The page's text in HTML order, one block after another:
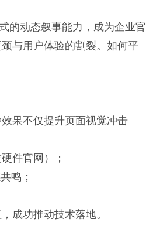
的动态叙事能力，成为企业官
与用户体验的割裂。如何平
果不仅提升页面视觉冲击
件官网）；
鸣；
成功推动技术落地。